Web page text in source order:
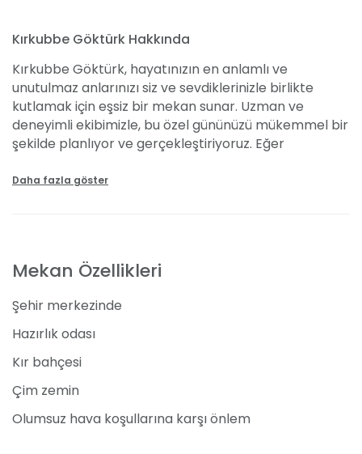
Kırkubbe Göktürk Hakkında
Kırkubbe Göktürk, hayatınızın en anlamlı ve
unutulmaz anlarınızı siz ve sevdiklerinizle birlikte
kutlamak için eşsiz bir mekan sunar. Uzman ve
deneyimli ekibimizle, bu özel gününüzü mükemmel bir
şekilde planlıyor ve gerçekleştiriyoruz. Eğer
istiyorsanız, sadece bir telefon kadar uzağınızdayız.
Davet Alanları ve Hizmetler
500 kişiye kadar hizmet verebilen açık hava alanımız
ve 200 kişi kapasiteli şık tasarımıyla dikkat çeken
verebiliyoruz. Ahşap detayları ve göz alıcı
dekorasyonu ile öne çıkan mekanımız, hem kutlama
hem de samimiyet için mükemmel bir seçim. Üstün
hizmet kalitemizle, hayalinizdeki töreni
Daha fazla göster
Mekan Özellikleri
Şehir merkezinde
Hazırlık odası
Kır bahçesi
Çim zemin
Olumsuz hava koşullarına karşı önlem